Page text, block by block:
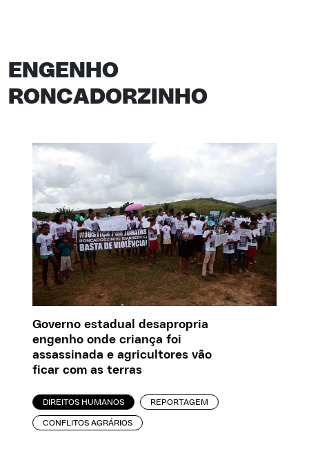
ENGENHO
RONCADORZINHO
Governo estadual desapropria
engenho onde criança foi
assassinada e agricultores vão
ficar com as terras
DIREITOS HUMANOS REPORTAGEM
CONFLITOS AGRÁRIOS